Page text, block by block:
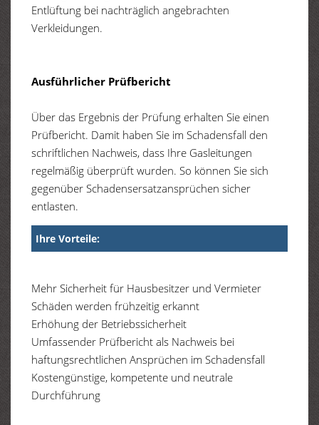
Entlüftung bei nachträglich angebrachten
Verkleidungen.
Ausführlicher Prüfbericht
Über das Ergebnis der Prüfung erhalten Sie einen
Prüfbericht. Damit haben Sie im Schadensfall den
schriftlichen Nachweis, dass Ihre Gasleitungen
regelmäßig überprüft wurden. So können Sie sich
gegenüber Schadensersatzansprüchen sicher
entlasten.
Ihre Vorteile:
Mehr Sicherheit für Hausbesitzer und Vermieter
Schäden werden frühzeitig erkannt
Erhöhung der Betriebssicherheit
Umfassender Prüfbericht als Nachweis bei
haftungsrechtlichen Ansprüchen im Schadensfall
Kostengünstige, kompetente und neutrale
Durchführung